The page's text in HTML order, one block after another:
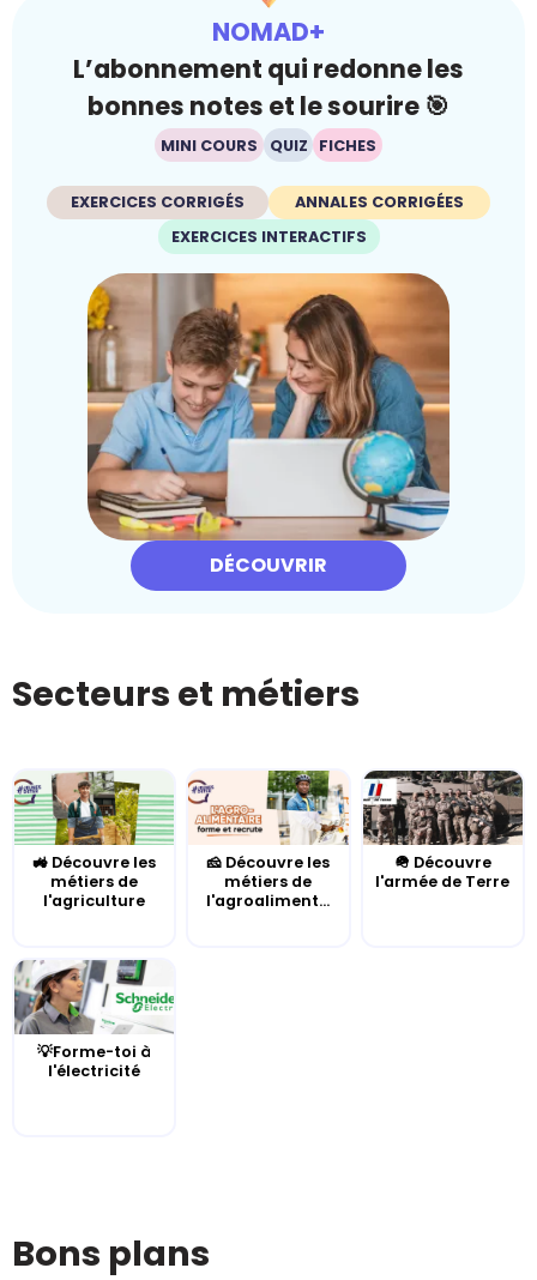
NOMAD+
L’abonnement qui redonne les
bonnes notes et le sourire 🎯
MINI COURS QUIZ FICHES
EXERCICES CORRIGÉS
ANNALES CORRIGÉES
EXERCICES INTERACTIFS
DÉCOUVRIR
Secteurs et métiers
🚜 Découvre les
métiers de
l'agriculture
🧀 Découvre les
métiers de
l'agroaliment...
🪖 Découvre
l'armée de Terre
💡Forme-toi à
l'électricité
Bons plans